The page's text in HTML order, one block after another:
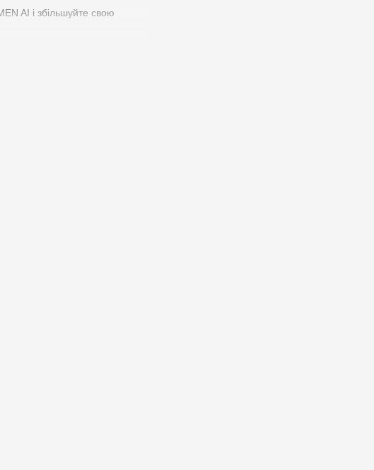
AI і збільшуйте свою
процесорам NVIDIA та
Core з гібридною
контент одночасно.
2560 x 1600 пікселів.
процесора та дисплея,
вводу.
випромінювання
синього світла без
тривалої роботи.